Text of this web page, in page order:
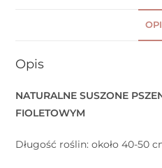
Opis
NATURALNE SUSZONE
FIOLETOWYM
Długość roślin: około 40-50